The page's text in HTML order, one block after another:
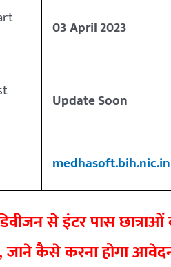
03 April 2023
Update Soon
medhasoft.bih.nic.in
से इंटर पास
जाने कैसे करना होगा